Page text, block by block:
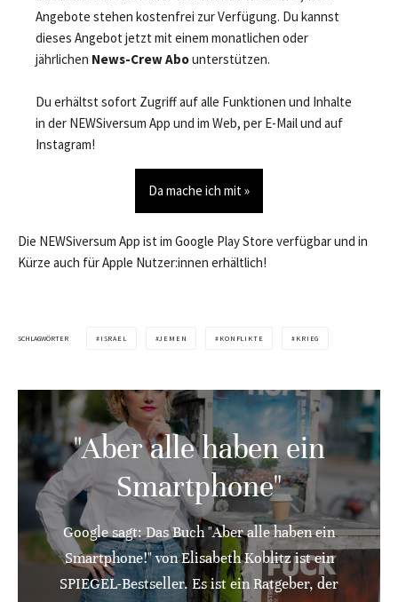
Angebote stehen kostenfrei zur Verfügung. Du kannst
dieses Angebot jetzt mit einem monatlichen oder
jährlichen News-Crew Abounterstützen.
Du erhältst sofort Zugriff auf alle Funktionen und Inhalte
in der NEWSiversum App und im Web, per E-Mail und auf
Instagram!
Da mache ich mit »
Die NEWSiversum App ist im Google Play Store verfügbar und in
Kürze auch für Apple Nutzer:innen erhältlich!
SCHLAGWÖRTER ISRAEL JEMEN KONFLIKTE KRIEG
"Aber alle haben ein
Smartphone"
Google sagt: Das Buch "Aber alle haben ein
Smartphone!" von Elisabeth Koblitz ist ein
SPIEGEL-Bestseller. Es ist ein Ratgeber, der